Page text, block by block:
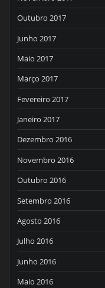
Outubro 2017
Junho 2017
Maio 2017
Março 2017
Fevereiro 2017
Janeiro 2017
Dezembro 2016
Novembro 2016
Outubro 2016
Setembro 2016
Agosto 2016
Julho 2016
Junho 2016
Maio 2016